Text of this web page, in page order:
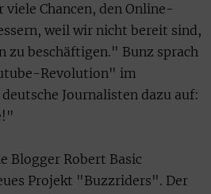
viele Chancen, den Online-
weil wir nicht bereit sind,
zu beschäftigen." Bunz sprach
Revolution" im
Journalisten dazu auf:
Blogger Robert Basic
Projekt "Buzzriders". Der